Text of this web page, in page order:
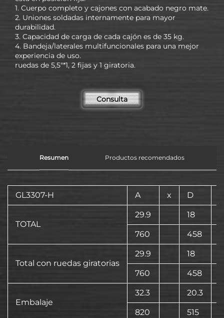
1. Cuerpo completo y cajones con acabado negro mate.
2. Uniones soldadas internamente para mayor
durabilidad.
3. Capacidad de carga de cada cajón es de 35 kg.
4. Bandeja/laterales multifuncionales para una mejor
experiencia de uso.
ruedas de 5,5"*1, 2 fijas y 1 giratoria.
Consulta
Resumen Productos recomendados
GL3307-H A x D
TOTAL
29.9 18
760 458
Total con ruedas giratorias
29.9 18
760 458
Embalaje
32.3 20.3
820 515